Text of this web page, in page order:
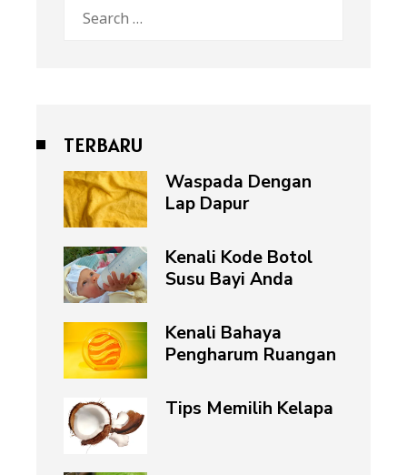
for:
TERBARU
Waspada Dengan
Lap Dapur
Kenali Kode Botol
Susu Bayi Anda
Kenali Bahaya
Pengharum Ruangan
Tips Memilih Kelapa